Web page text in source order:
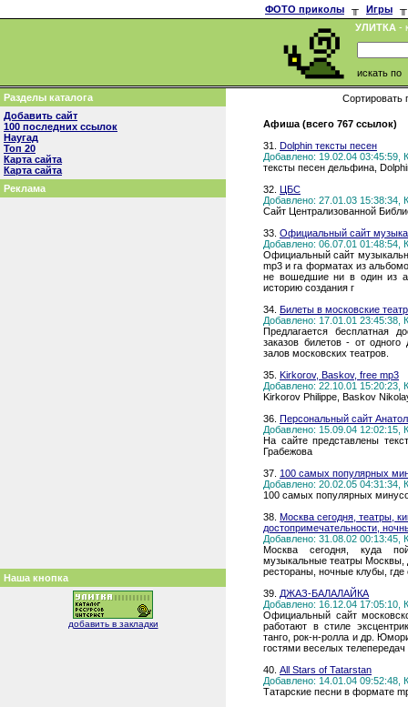
ФОТО приколы ╥ Игры
╥
УЛИТКА -
искать по
Разделы каталога
Добавить сайт
100 последних ссылок
Наугад
Топ 20
Карта сайта
Карта сайта
Реклама
Наша кнопка
добавить в закладки
Сортировать
Афиша (всего 767 ссылок)
31. Dolphin тексты песен
Добавлено: 19.02.04 03:45:59,
тексты песен дельфина,
32. ЦБС
Добавлено: 27.01.03 15:38:34,
Сайт Централизованной
33. Официальный сайт
Добавлено: 06.07.01 01:48:54,
Официальный сайт
mp3 и ra форматах из
не вошедшие ни в один из
историю создания г
34. Билеты в московские
Добавлено: 17.01.01 23:45:38,
Предлагается бесплатная
заказов билетов - от
залов московских театров.
35. Kirkorov, Baskov, free mp3
Добавлено: 22.10.01 15:20:23,
Kirkorov Philippe, Baskov
36. Персональный сайт
Добавлено: 15.09.04 12:02:15,
На сайте представлены
Грабежова
37. 100 самых популярных
Добавлено: 20.02.05 04:31:34,
100 самых популярных
38.Москва сегодня, театры,
достопримечательности,
Добавлено: 31.08.02 00:13:45,
Москва сегодня, куда
музыкальные театры Москвы,
рестораны, ночные клубы, где
39. ДЖАЗ-БАЛАЛАЙКА
Добавлено: 16.12.04 17:05:10,
Официальный сайт
работают в стиле
танго, рок-н-ролла и др.
гостями веселых
40. All Stars of Tatarstan
Добавлено: 14.01.04 09:52:48,
Татарские песни в формате